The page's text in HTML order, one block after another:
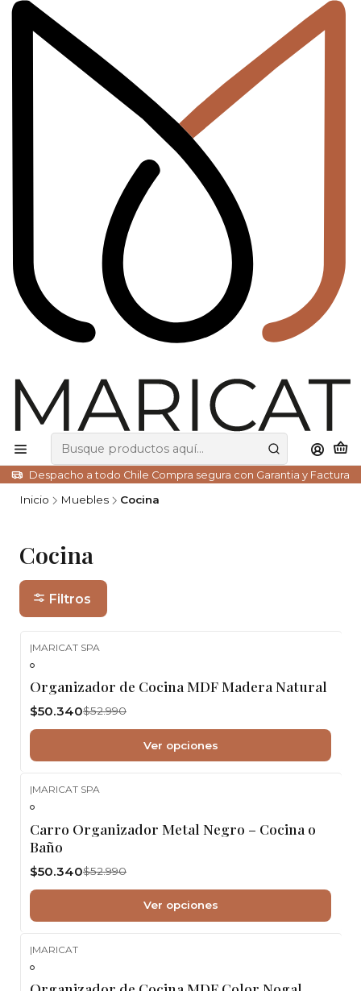
Despacho a todo Chile Compra segura con Garantia y Factura
Inicio Muebles Cocina
Cocina
Filtros
|MARICAT SPA
Organizador de Cocina MDF Madera Natural
$50.340$52.990
Ver opciones
|MARICAT SPA
Carro Organizador Metal Negro – Cocina o
Baño
$50.340$52.990
Ver opciones
Agotado
|MARICAT